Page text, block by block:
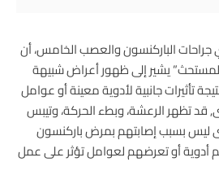
جراحات الباركنسون والعصب الخامس، أن
يشير إلى ظهور أعراض شبيهة
تأثيرات جانبية لأدوية معينة أو عوامل
قد تظهر الرعشة، وبطء الحركة، وتيبس
بسبب إصابتهم بمرض باركنسون
أدوية أو تعرضهم لعوامل تؤثر على عمل